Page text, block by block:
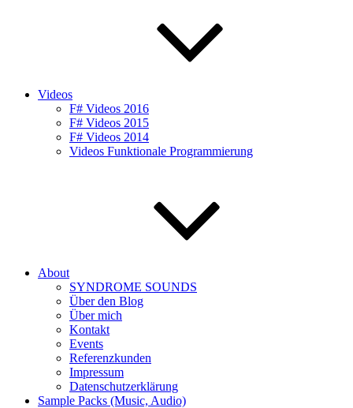
Videos
F# Videos 2016
F# Videos 2015
F# Videos 2014
Videos Funktionale Programmierung
About
SYNDROME SOUNDS
Über den Blog
Über mich
Kontakt
Events
Referenzkunden
Impressum
Datenschutzerklärung
Sample Packs (Music, Audio)